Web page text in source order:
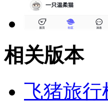
相关版本
飞猪旅行